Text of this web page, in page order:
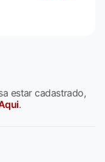
estar cadastrado,
.